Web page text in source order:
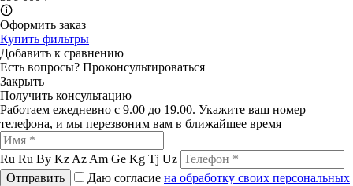
🛈
Оформить заказ
Купить фильтры
Добавить к сравнению
Есть вопросы? Проконсультироваться
Закрыть
Получить консультацию
Работаем ежедневно с 9.00 до 19.00. Укажите ваш номер
телефона, и мы перезвоним вам в ближайшее время
Ru Ru By Kz Az Am Ge Kg Tj Uz
Отправить
Даю согласие на обработку своих персональных